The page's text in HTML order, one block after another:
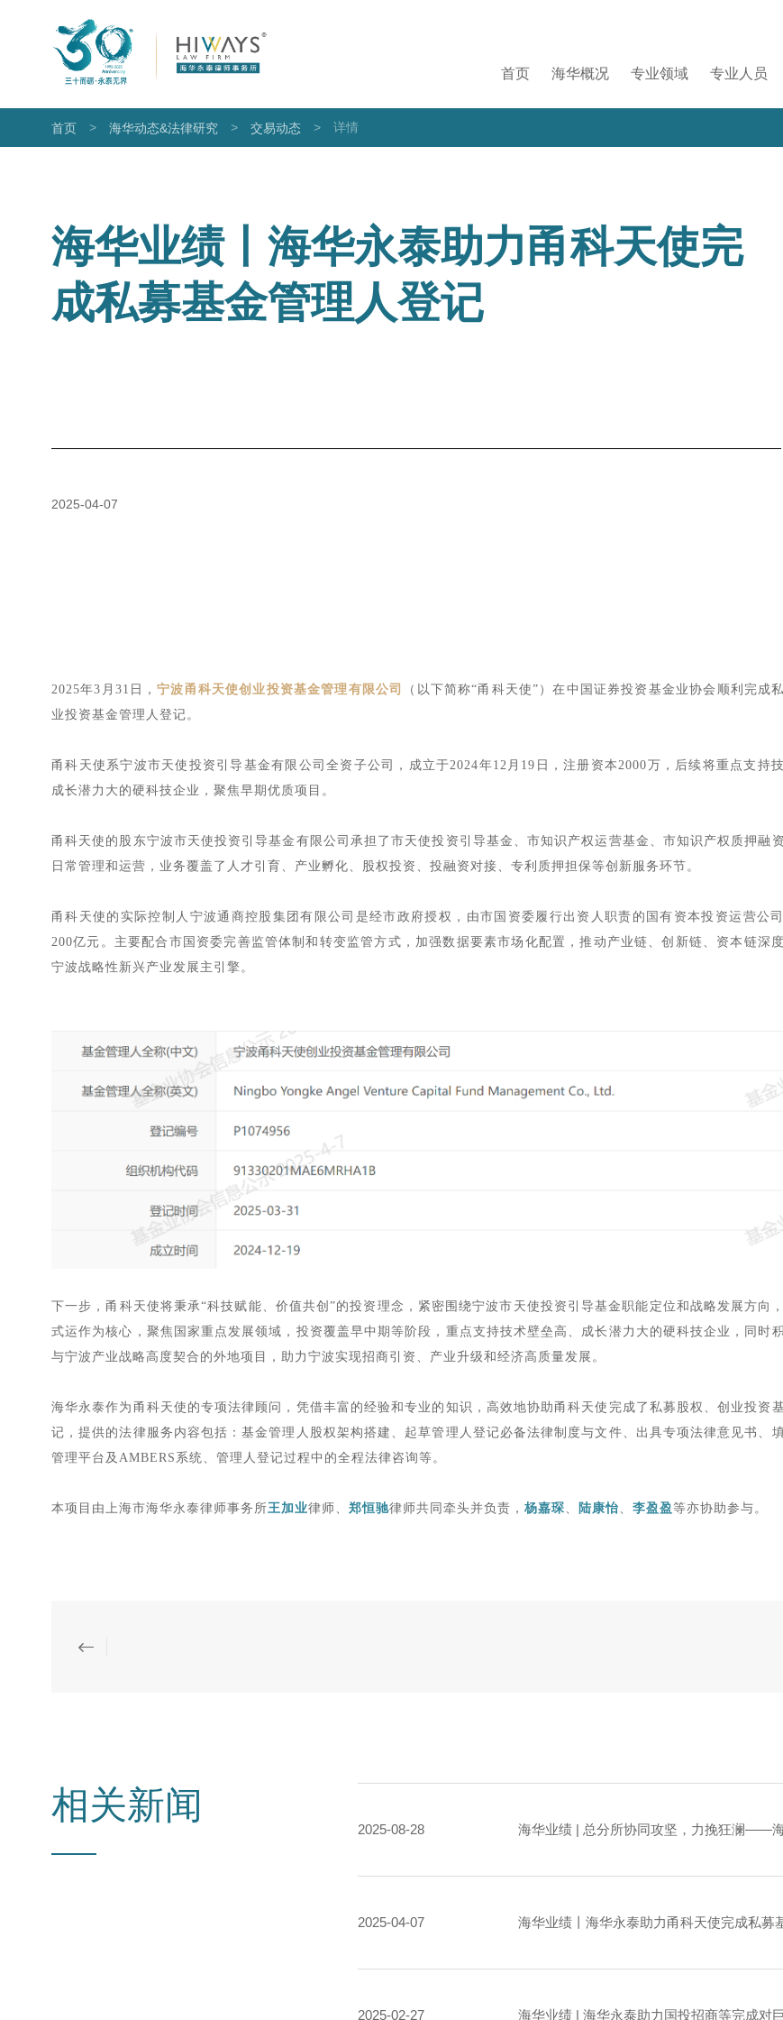
首页 海华概况 专业领域 专业人员
首页 > 海华动态&法律研究 > 交易动态 > 详情
海华业绩丨海华永泰助力甬科天使完
成私募基金管理人登记
2025-04-07
2025年3 月 31 日，宁波甬科天使创业投资基金管理有限公司 （以下简称“甬科天使” ）在中国证券投资基金业协会顺利完成
业投资基金管理人登记。
甬科天使 系宁波市天使投资引导基金有限公司全资 子公司，成立于2024年12 月 19 日，注册资本2000万 ，后续将重点支持
成长潜力大的硬科技企业，聚焦早期优质项目。
甬科天使的股东宁波市天使投资引导基金有限公司承担了市天使投资引导基金、市知识产权运营基金、市知识产权质押融
日常管理和运营，业务覆盖了人才引育、产业孵化、股权投资、投融资对接、专利质押担保等创新服务环节。
甬科天使的实际控制人宁波通商控股集团有限公司是经市政府授权，由市国资委履行出资人职责的国有资本投资运营公
200亿元。主要配合市国资委完善监管体制和转变监管方式，加强数据要素市场化配置，推动产业链、创新链、资本链深
宁波战略性新兴产业发展主引擎。
下一步，甬科天使将秉承“科技赋能、价值共创”的投资理念，紧密围绕宁波市天使投资引导基金职能定位和战略发展方向
式运作为核心，聚焦国家重点发展领域，投资覆盖早中期等阶段，重点支持技术壁垒高、成长潜力大的硬科技企业，同时
与宁波产业战略高度契合的外地项目，助力宁波实现招商引资、产业升级和经济高质量发展。
海华永泰作为甬科天使的专项法律顾问，凭借丰富的经验和专业的知识，高效地协助甬科天使完成了私募股权、创业投资
记，提供的法律服务内容包括：基金管理人股权架构搭建、起草管理人登记必备法律制度与文件、出具专项法律意见书、
管理平台及 AMBERS 系统、管理人登记过程中的全程法律咨询等。
本项目由上海市海华永泰律师事务所王加业律师、 郑恒驰律师共同牵头并负责， 杨嘉琛、 陆康怡、 李盈盈等亦协助参与。
相关新闻
2025-08-28 海华业绩 | 总分所协同攻坚，力挽狂澜——
2025-04-07 海华业绩丨海华永泰助力甬科天使完成私募
2025-02-27 海华业绩 | 海华永泰助力国投招商等完成对